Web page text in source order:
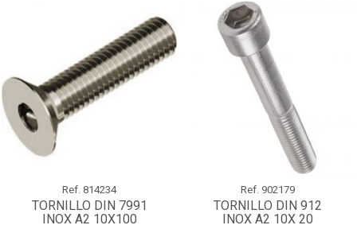
Ref. 814234
TORNILLO DIN 7991
INOX A2 10X100
Ref. 902179
TORNILLO DIN 912
INOX A2 10X 20